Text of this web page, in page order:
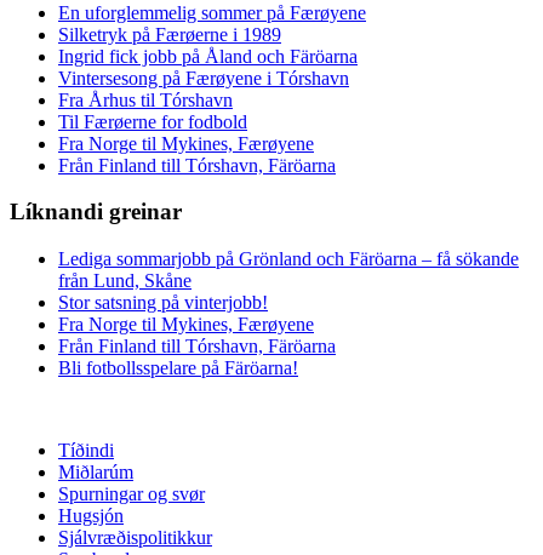
En uforglemmelig sommer på Færøyene
Silketryk på Færøerne i 1989
Ingrid fick jobb på Åland och Färöarna
Vintersesong på Færøyene i Tórshavn
Fra Århus til Tórshavn
Til Færøerne for fodbold
Fra Norge til Mykines, Færøyene
Från Finland till Tórshavn, Färöarna
Líknandi greinar
Lediga sommarjobb på Grönland och Färöarna – få sökande
från Lund, Skåne
Stor satsning på vinterjobb!
Fra Norge til Mykines, Færøyene
Från Finland till Tórshavn, Färöarna
Bli fotbollsspelare på Färöarna!
Tíðindi
Miðlarúm
Spurningar og svør
Hugsjón
Sjálvræðispolitikkur